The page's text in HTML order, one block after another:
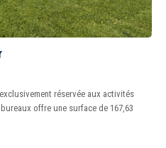
réservée aux activités
offre une surface de 167,63